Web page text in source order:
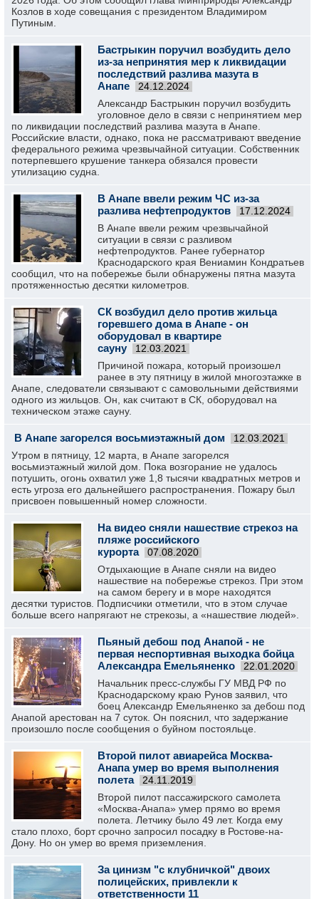
Козлов в ходе совещания с президентом Владимиром
Путиным.
Бастрыкин поручил возбудить дело
из-за непринятия мер к ликвидации
последствий разлива мазута в
Анапе
24.12.2024
Александр Бастрыкин поручил возбудить
уголовное дело в связи с непринятием мер
по ликвидации последствий разлива мазута в Анапе.
Российские власти, однако, пока не рассматривают введение
федерального режима чрезвычайной ситуации. Собственник
потерпевшего крушение танкера обязался провести
утилизацию судна.
В Анапе ввели режим ЧС из-за
разлива нефтепродуктов
17.12.2024
В Анапе ввели режим чрезвычайной
ситуации в связи с разливом
нефтепродуктов. Ранее губернатор
Краснодарского края Вениамин Кондратьев
сообщил, что на побережье были обнаружены пятна мазута
протяженностью десятки километров.
СК возбудил дело против жильца
горевшего дома в Анапе - он
оборудовал в квартире
сауну
12.03.2021
Причиной пожара, который произошел
ранее в эту пятницу в жилой многоэтажке в
Анапе, следователи связывают с самовольными действиями
одного из жильцов. Он, как считают в СК, оборудовал на
техническом этаже сауну.
В Анапе загорелся восьмиэтажный дом 12.03.2021
Утром в пятницу, 12 марта, в Анапе загорелся
восьмиэтажный жилой дом. Пока возгорание не удалось
потушить, огонь охватил уже 1,8 тысячи квадратных метров и
есть угроза его дальнейшего распространения. Пожару был
присвоен повышенный номер сложности.
На видео сняли нашествие стрекоз на
пляже российского
курорта
07.08.2020
Отдыхающие в Анапе сняли на видео
нашествие на побережье стрекоз. При этом
на самом берегу и в море находятся
десятки туристов. Подписчики отметили, что в этом случае
больше всего напрягают не стрекозы, а «нашествие людей».
Пьяный дебош под Анапой - не
первая неспортивная выходка бойца
Александра Емельяненко
22.01.2020
Начальник пресс-службы ГУ МВД РФ по
Краснодарскому краю Рунов заявил, что
боец Александр Емельяненко за дебош под
Анапой арестован на 7 суток. Он пояснил, что задержание
произошло после сообщения о буйном постояльце.
Второй пилот авиарейса Москва-
Анапа умер во время выполнения
полета
24.11.2019
Второй пилот пассажирского самолета
«Москва-Анапа» умер прямо во время
полета. Летчику было 49 лет. Когда ему
стало плохо, борт срочно запросил посадку в Ростове-на-
Дону. Но он умер во время приземления.
За цинизм "с клубничкой" двоих
полицейских, привлекли к
ответственности 11